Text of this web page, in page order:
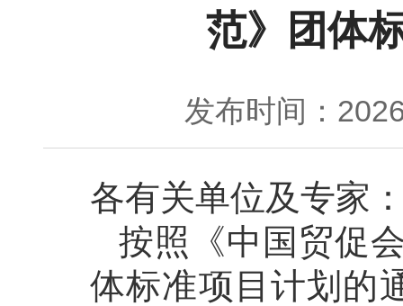
范》团体
发布时间：
各有关单位及专家
按照《中国贸促
体标准项目计划的